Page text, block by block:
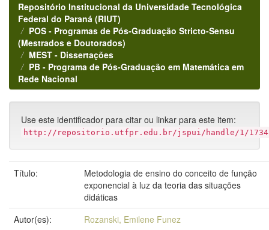
Repositório Institucional da Universidade Tecnológica
Federal do Paraná (RIUT)
POS - Programas de Pós-Graduação Stricto-Sensu
(Mestrados e Doutorados)
MEST - Dissertações
PB - Programa de Pós-Graduação em Matemática em
Rede Nacional
Use este identificador para citar ou linkar para este item:
http://repositorio.utfpr.edu.br/jspui/handle/1/1734
Título:
Metodologia de ensino do conceito de função
exponencial à luz da teoria das situações
didáticas
Autor(es):
Rozanski, Emilene Funez